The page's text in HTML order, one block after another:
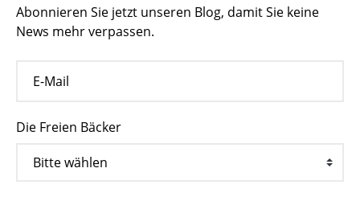
Abonnieren Sie jetzt unseren Blog, damit Sie keine
News mehr verpassen.
Die Freien Bäcker